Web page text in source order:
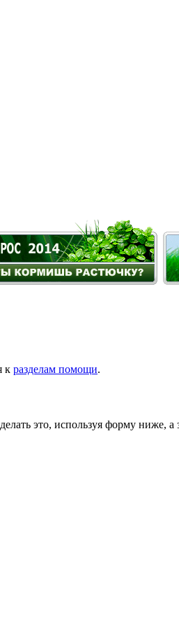
к разделам помощи.
это, используя форму ниже, а